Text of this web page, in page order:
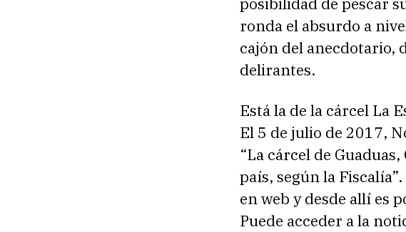
ronda el absurdo a
cajón del anecdotario,
delirantes.
Está la de la cárcel La
El 5 de julio de 2017,
“La cárcel de
país, según la
en web y desde allí es
Puede acceder a la